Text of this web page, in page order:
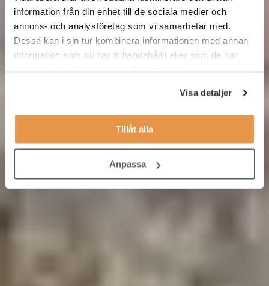
information från din enhet till de sociala medier och
annons- och analysföretag som vi samarbetar med.
Dessa kan i sin tur kombinera informationen med annan
information som du har tillhandahållit eller som de har
Visa detaljer
Tillåt alla
Anpassa